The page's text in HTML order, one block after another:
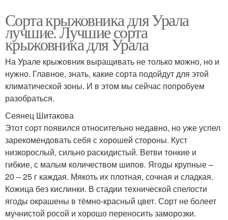
Сорта крыжовника для Урала
лучшие. Лучшие сорта
крыжовника для Урала
На Урале крыжовник выращивать не только можно, но и
нужно. Главное, знать, какие сорта подойдут для этой
климатической зоны. И в этом мы сейчас попробуем
разобраться.
Сеянец Шитакова
Этот сорт появился относительно недавно, но уже успел
зарекомендовать себя с хорошей стороны. Куст
низкорослый, сильно раскидистый. Ветви тонкие и
гибкие, с малым количеством шипов. Ягоды крупные –
20 – 25 г каждая. Мякоть их плотная, сочная и сладкая.
Кожица без кислинки. В стадии технической спелости
ягоды окрашены в тёмно-красный цвет. Сорт не болеет
мучнистой росой и хорошо переносить заморозки.